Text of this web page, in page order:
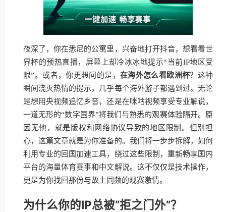
夜深了，你在悉尼的公寓里，兴奋地打开抖音，想看看世
界杯的预热直播，屏幕上却冷冰冰地提示“当前IP地区受
限”。或者，你更想问的是， 在海外怎么看欧洲杯？这种
瞬间浇灭热情的提示，几乎每个海外游子都遇到过。无论
是想用央视频追忆乡音，还是在咪咕视频享受专业解说，
一道无形的“数字国界”将我们与熟悉的观赛体验隔开。原
因无他，就是版权和网络协议导致的地区限制。但别担
心，这篇文章就是为你准备的。我们将一步步拆解，如何
利用专业的回国加速工具，绕过这些限制，重新畅享国内
平台的海量体育赛事和中文解说。这不仅仅是技术操作，
更是为你找回那份与故土同频的观赛激情。
为什么你的IP总被“拒之门外”？